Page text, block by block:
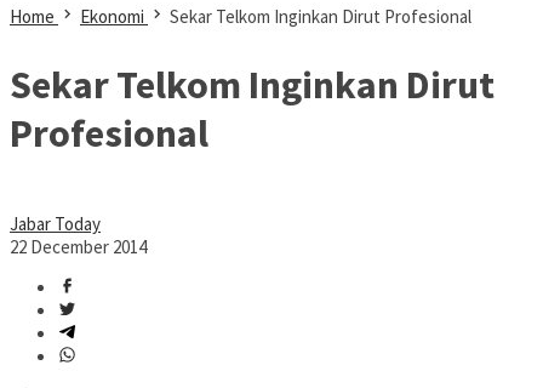
Home Ekonomi Sekar Telkom Inginkan Dirut Profesional
Sekar Telkom Inginkan Dirut
Profesional
Jabar Today
22 December 2014